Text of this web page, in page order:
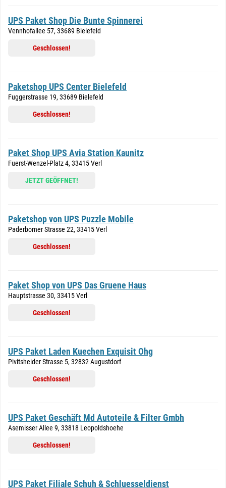
UPS Paket Shop Die Bunte Spinnerei
Vennhofallee 57, 33689 Bielefeld
Geschlossen!
Paketshop UPS Center Bielefeld
Fuggerstrasse 19, 33689 Bielefeld
Geschlossen!
Paket Shop UPS Avia Station Kaunitz
Fuerst-Wenzel-Platz 4, 33415 Verl
JETZT GEÖFFNET!
Paketshop von UPS Puzzle Mobile
Paderborner Strasse 22, 33415 Verl
Geschlossen!
Paket Shop von UPS Das Gruene Haus
Hauptstrasse 30, 33415 Verl
Geschlossen!
UPS Paket Laden Kuechen Exquisit Ohg
Pivitsheider Strasse 5, 32832 Augustdorf
Geschlossen!
UPS Paket Geschäft Md Autoteile & Filter Gmbh
Asemisser Allee 9, 33818 Leopoldshoehe
Geschlossen!
UPS Paket Filiale Schuh & Schluesseldienst